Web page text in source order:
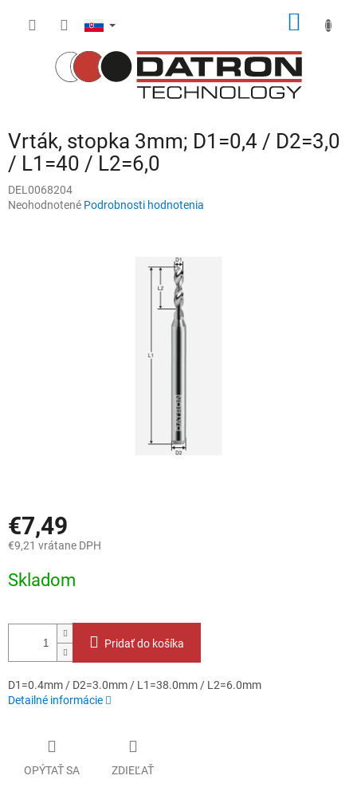
Vrták, stopka 3mm; D1=0,4 / D2=3,0
/ L1=40 / L2=6,0
DEL0068204
Priemerné
Neohodnotené Podrobnosti hodnotenia
€7,49
€9,21 vrátane DPH
cena:
Skladom
Pridať do košíka
D1=0.4mm / D2=3.0mm / L1=38.0mm / L2=6.0mm
Detailné informácie
OPÝTAŤ SA ZDIEĽAŤ